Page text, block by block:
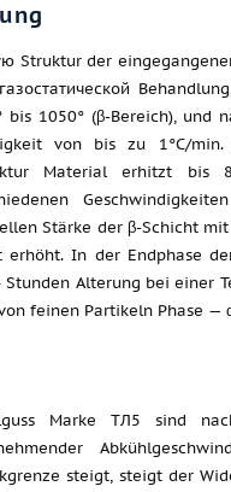
Struktur der
1050° (β-Bereich), und
von bis zu 1°C/
Material erhitzt bis
Stärke der β-Schicht
erhöht. In der Endphase
Alterung bei einer
feinen Partikeln Phase —
Marke ТЛ5 sind
steigt, steigt der